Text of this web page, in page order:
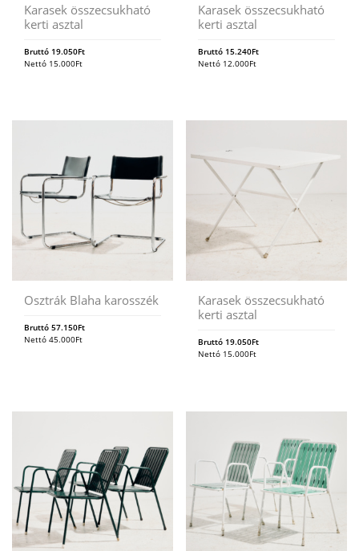
Karasek összecsukható
kerti asztal
Bruttó 19.050Ft
Nettó 15.000Ft
Karasek összecsukható
kerti asztal
Bruttó 15.240Ft
Nettó 12.000Ft
Osztrák Blaha karosszék
Bruttó 57.150Ft
Nettó 45.000Ft
Karasek összecsukható
kerti asztal
Bruttó 19.050Ft
Nettó 15.000Ft